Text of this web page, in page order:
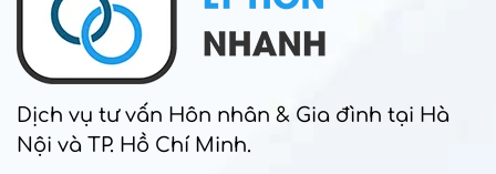
Dịch vụ tư vấn Hôn nhân & Gia đình tại Hà
Nội và TP. Hồ Chí Minh.